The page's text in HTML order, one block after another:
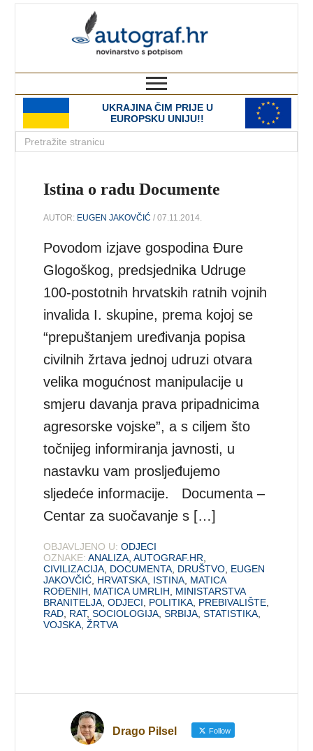
UKRAJINA ČIM PRIJE U
EUROPSKU UNIJU!!
Istina o radu Documente
AUTOR: EUGEN JAKOVČIĆ / 07.11.2014.
Povodom izjave gospodina Đure
Glogoškog, predsjednika Udruge
100-postotnih hrvatskih ratnih vojnih
invalida I. skupine, prema kojoj se
“prepuštanjem uređivanja popisa
civilnih žrtava jednoj udruzi otvara
velika mogućnost manipulacije u
smjeru davanja prava pripadnicima
agresorske vojske”, a s ciljem što
točnijeg informiranja javnosti, u
nastavku vam prosljeđujemo
sljedeće informacije. Documenta –
Centar za suočavanje s […]
OBJAVLJENO U: ODJECI
OZNAKE: ANALIZA ,AUTOGRAF.HR
CIVILIZACIJA DOCUMENTA DRUŠTVO EUGEN
JAKOVČIĆ HRVATSKA ISTINA MATICA
ROĐENIH
MATICA UMRLIH
MINISTARSTVA
BRANITELJA ,ODJECI POLITIKA PREBIVALIŠTE
RAD RAT,SOCIOLOGIJA ,SRBIJA ,STATISTIKA
VOJSKA ,ŽRTVA
Drago Pilsel Follow